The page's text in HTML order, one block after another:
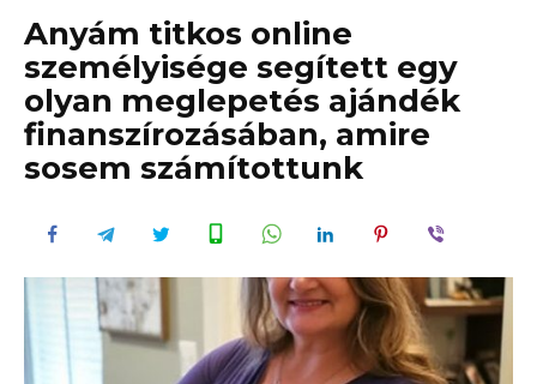
Anyám titkos online
személyisége segített egy
olyan meglepetés ajándék
finanszírozásában, amire
sosem számítottunk